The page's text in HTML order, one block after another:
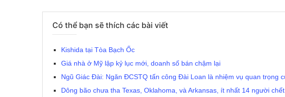
Có thể bạn sẽ thích các bài viết
Kishida tại Tòa Bạch Ốc
Giá nhà ở Mỹ lập kỷ lục mới, doanh số bán chậm lại
Ngũ Giác Đài: Ngăn ĐCSTQ tấn công Đài Loan là nhiệm vụ quan trọng
Dông bão chưa tha Texas, Oklahoma, và Arkansas, ít nhất 14 người chết